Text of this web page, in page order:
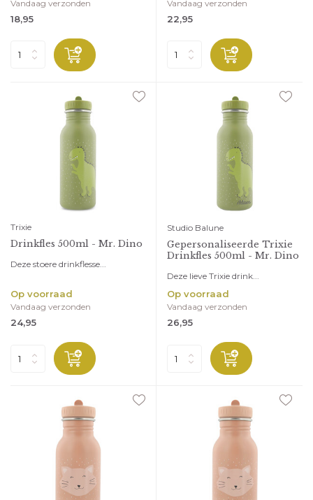
Vandaag verzonden
18,95
Vandaag verzonden
22,95
Trixie
Drinkfles 500ml - Mr. Dino
Deze stoere drinkflesse...
Op voorraad
Vandaag verzonden
24,95
Studio Balune
Gepersonaliseerde Trixie
Drinkfles 500ml - Mr. Dino
Deze lieve Trixie drink...
Op voorraad
Vandaag verzonden
26,95